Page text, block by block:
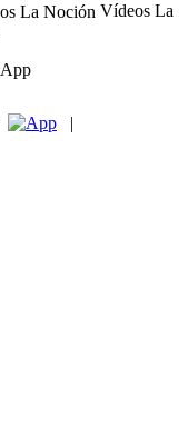
Vídeos La
App
|